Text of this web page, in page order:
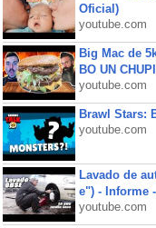
Oficial)
youtube.com
Big Mac de
BO UN
youtube.com
Brawl Stars:
youtube.com
Lavado de
e") - Informe
youtube.com